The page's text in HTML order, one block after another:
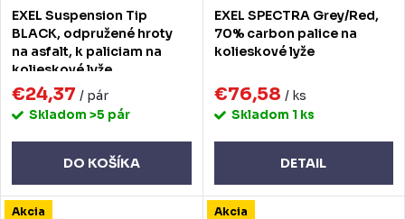
EXEL Suspension Tip
BLACK, odpružené hroty
na asfalt, k paliciam na
kolieskové lyže
€24,37 / pár
Skladom >5 pár
DO KOŠÍKA
EXEL SPECTRA Grey/Red,
70% carbon palice na
kolieskové lyže
€76,58 / ks
Skladom 1 ks
DETAIL
Akcia Akcia